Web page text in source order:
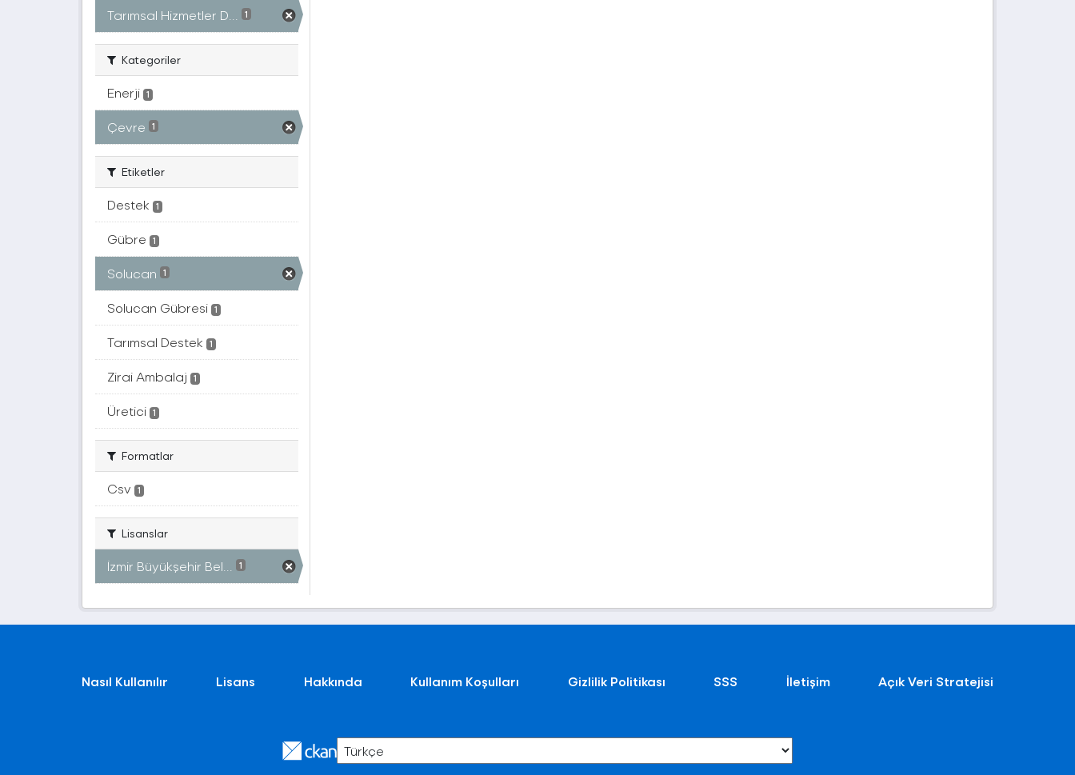
Tarımsal Hizmetler D... 1
Kategoriler
Enerji 1
Çevre 1
Etiketler
Destek 1
Gübre 1
Solucan 1
Solucan Gübresi 1
Tarımsal Destek 1
Zirai Ambalaj 1
Üretici 1
Formatlar
Csv 1
Lisanslar
İzmir Büyükşehir Bel... 1
Nasıl Kullanılır Lisans Hakkında Kullanım Koşulları Gizlilik Politikası SSS İletişim Açık Veri Stratejisi